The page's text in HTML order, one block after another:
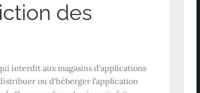
des
interdit aux magasins d'applications
ou d'héberger l'application